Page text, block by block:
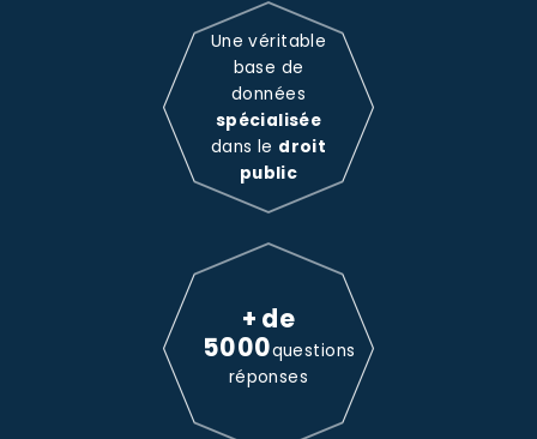
Une véritable
base de
données
spécialisée
dans le droit
public
+ de
5000questions
réponses